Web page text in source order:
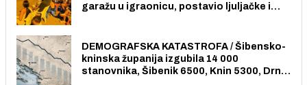
garažu u igraonicu, postavio ljuljačke i
DEMOGRAFSKA KATASTROFA / Šibensko-
kninska županija izgubila 14 000
stanovnika, Šibenik 6500, Knin 5300, Drniš